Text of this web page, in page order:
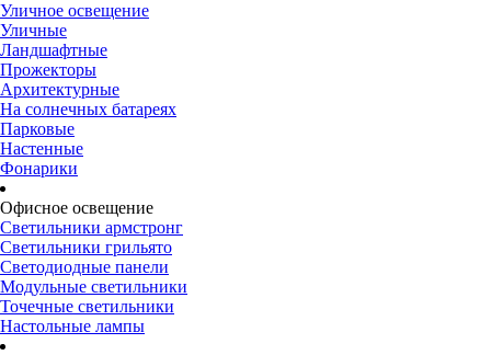
Уличное освещение
Уличные
Ландшафтные
Прожекторы
Архитектурные
На солнечных батареях
Парковые
Настенные
Фонарики
Офисное освещение
Светильники армстронг
Светильники грильято
Светодиодные панели
Модульные светильники
Точечные светильники
Настольные лампы